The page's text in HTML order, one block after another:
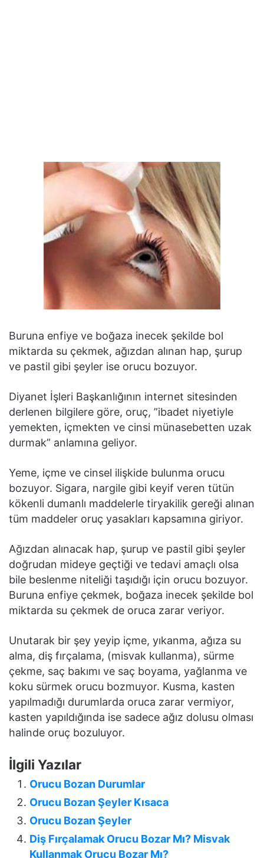
Buruna enfiye ve boğaza inecek şekilde bol
miktarda su çekmek, ağızdan alınan hap, şurup
ve pastil gibi şeyler ise orucu bozuyor.
Diyanet İşleri Başkanlığının internet sitesinden
derlenen bilgilere göre, oruç, ”ibadet niyetiyle
yemekten, içmekten ve cinsi münasebetten uzak
durmak” anlamına geliyor.
Yeme, içme ve cinsel ilişkide bulunma orucu
bozuyor. Sigara, nargile gibi keyif veren tütün
kökenli dumanlı maddelerle tiryakilik gereği alınan
tüm maddeler oruç yasakları kapsamına giriyor.
Ağızdan alınacak hap, şurup ve pastil gibi şeyler
doğrudan mideye geçtiği ve tedavi amaçlı olsa
bile beslenme niteliği taşıdığı için orucu bozuyor.
Buruna enfiye çekmek, boğaza inecek şekilde bol
miktarda su çekmek de oruca zarar veriyor.
Unutarak bir şey yeyip içme, yıkanma, ağıza su
alma, diş fırçalama, (misvak kullanma), sürme
çekme, saç bakımı ve saç boyama, yağlanma ve
koku sürmek orucu bozmuyor. Kusma, kasten
yapılmadığı durumlarda oruca zarar vermiyor,
kasten yapıldığında ise sadece ağız dolusu olması
halinde oruç bozuluyor.
İlgili Yazılar
Orucu Bozan Durumlar
Orucu Bozan Şeyler Kısaca
Orucu Bozan Şeyler
Diş Fırçalamak Orucu Bozar Mı? Misvak
Kullanmak Orucu Bozar Mı?